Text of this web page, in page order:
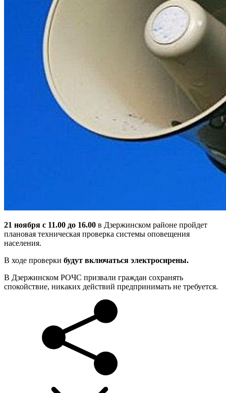
21 ноября с 11.00 до 16.00 в Дзержинском районе пройдет
плановая техническая проверка системы оповещения
населения.
В ходе проверки будут включаться электросирены.
В Дзержинском РОЧС призвали граждан сохранять
спокойствие, никаких действий предпринимать не требуется.